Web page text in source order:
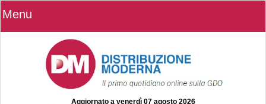
Menu
Aggiornato a venerdì 07 agosto 2026